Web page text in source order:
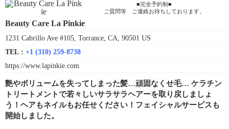
■完全予約制■
ご質問等 ご連絡お待ちしております。
Beauty Care La Pinkie
1231 Cabrillo Ave #105, Torrance, CA, 90501 US
TEL : +1 (310) 259-8738
https://www.lapinkie.com
艶やボリュームを失ってしまった髪…頑固なくせ毛… ケラチン
トリートメントで若々しいサラサラヘアーを取り戻しましょ
う！ヘアもネイルもお任せください！フェイシャルサービスも
開始しました。